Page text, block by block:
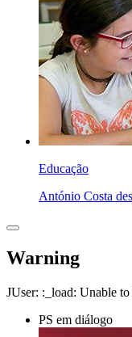
Educação
António Costa
Warning
JUser: :_load: Unable
PS em diálogo